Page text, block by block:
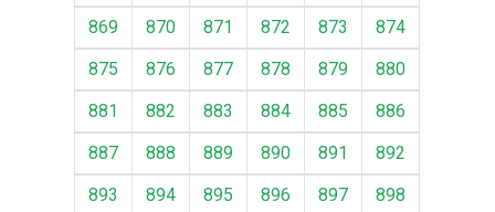
869
870 871 872 873
874
875
876 877 878 879
880
881
882 883 884 885
886
887
888 889 890 891
892
893
894 895 896 897
898